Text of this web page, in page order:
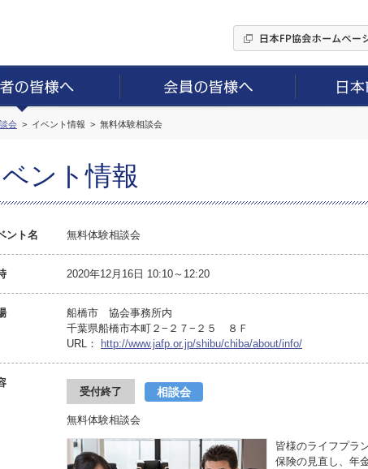
会 イベント情報 無料体験相談会
ント情報
ント名 無料体験相談会
2020年12月16日 10:10～12:20
船橋市 協会事務所内
千葉県船橋市本町２−２７−２５ ８Ｆ
URL：
http://www.jafp.or.jp/shibu/chiba/about/info/
受付終了 相談会
無料体験相談会
皆様のライフプラ
保険の見直し、年